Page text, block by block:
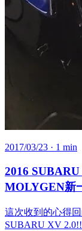
2017/03/23 · 1 min
2016
MOLYGEN新
這次收到的心得
SUBARU XV